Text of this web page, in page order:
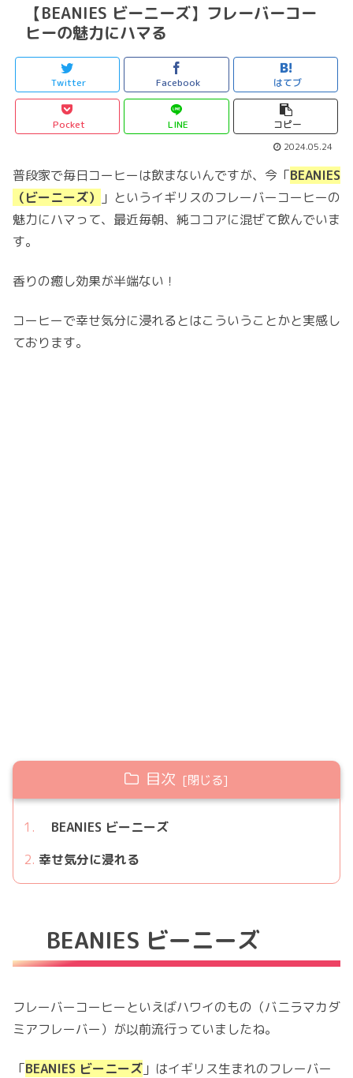
【BEANIES ビーニーズ】フレーバーコー
ヒーの魅力にハマる
Twitter Facebook はてブ
Pocket LINE コピー
2024.05.24
普段家で毎日コーヒーは飲まないんですが、今「BEANIES
（ビーニーズ）
」というイギリスのフレーバーコーヒーの
魅力にハマって、最近毎朝、純ココアに混ぜて飲んでいま
す。
香りの癒し効果が半端ない！
コーヒーで幸せ気分に浸れるとはこういうことかと実感し
ております。
目次
BEANIES ビーニーズ
幸せ気分に浸れる
BEANIES ビーニーズ
フレーバーコーヒーといえばハワイのもの（バニラマカダ
ミアフレーバー）が以前流行っていましたね。
「BEANIES ビーニーズ 」はイギリス生まれのフレーバー